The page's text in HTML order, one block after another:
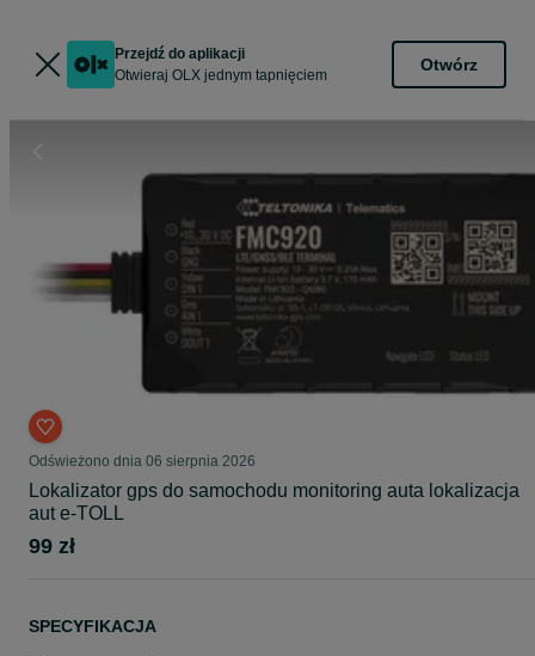
Przejdź do aplikacji
Otwieraj OLX jednym tapnięciem
Otwórz
Odświeżono dnia 06 sierpnia 2026
Lokalizator gps do samochodu monitoring auta lokalizacja
aut e-TOLL
99 zł
SPECYFIKACJA